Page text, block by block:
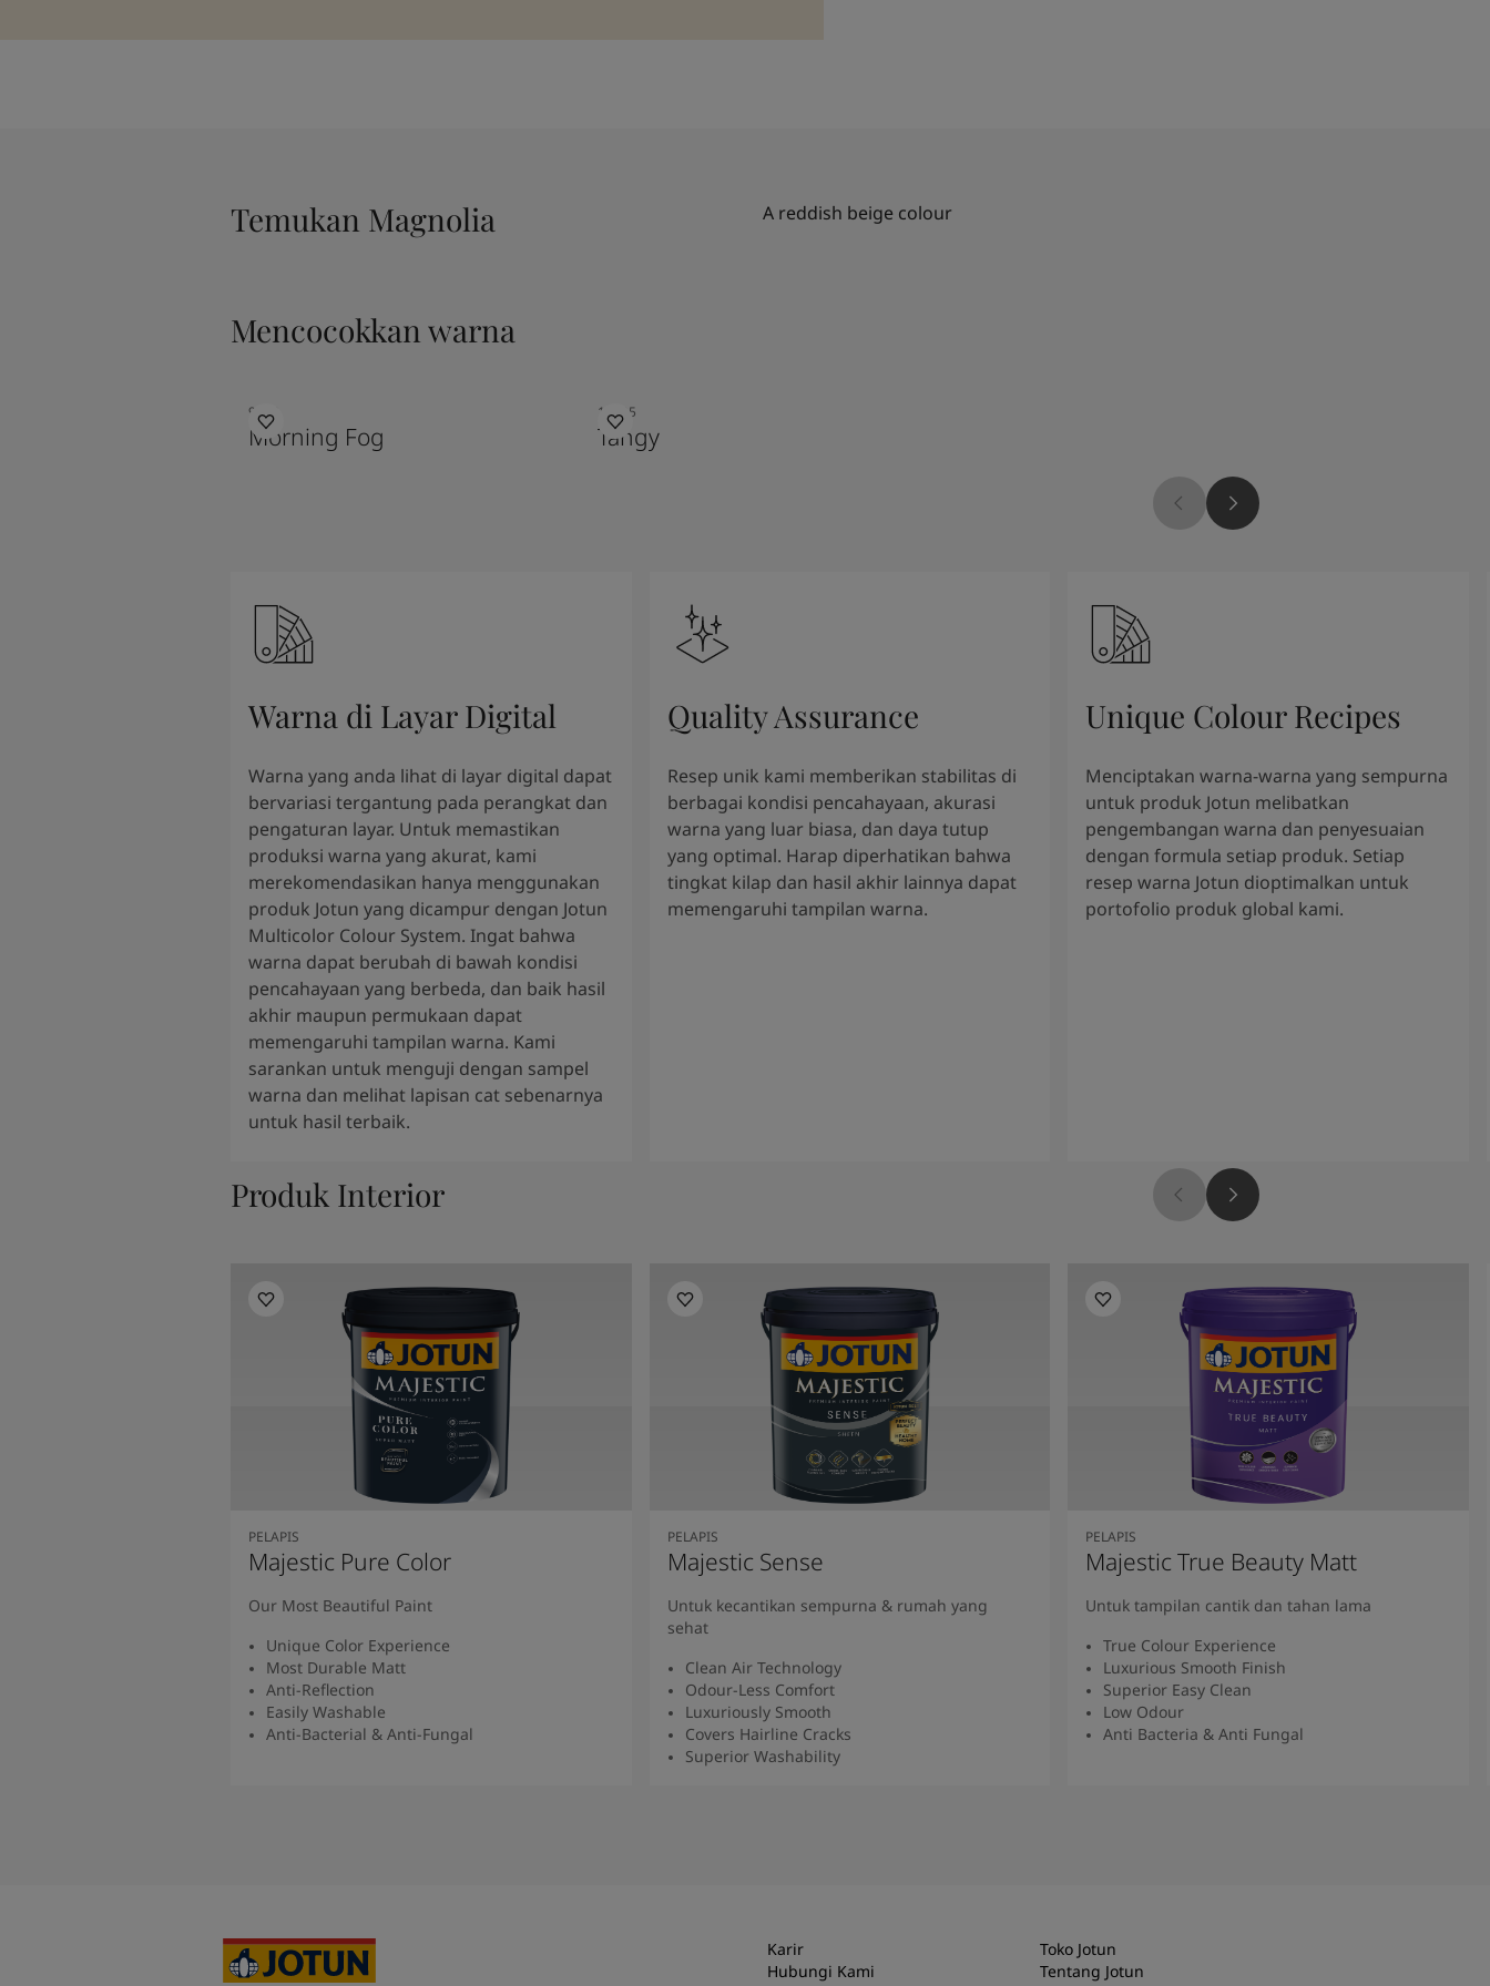
Temukan Magnolia A reddish beige colour
Mencocokkan warna
9918
Morning Fog
10005
Tangy
Warna di Layar Digital
Warna yang anda lihat di layar digital dapat
bervariasi tergantung pada perangkat dan
pengaturan layar. Untuk memastikan
produksi warna yang akurat, kami
merekomendasikan hanya menggunakan
produk Jotun yang dicampur dengan Jotun
Multicolor Colour System. Ingat bahwa
warna dapat berubah di bawah kondisi
pencahayaan yang berbeda, dan baik hasil
akhir maupun permukaan dapat
memengaruhi tampilan warna. Kami
sarankan untuk menguji dengan sampel
warna dan melihat lapisan cat sebenarnya
untuk hasil terbaik.
Quality Assurance
Resep unik kami memberikan stabilitas di
berbagai kondisi pencahayaan, akurasi
warna yang luar biasa, dan daya tutup
yang optimal. Harap diperhatikan bahwa
tingkat kilap dan hasil akhir lainnya dapat
memengaruhi tampilan warna.
Unique Colour Recipes
Menciptakan warna-warna yang sempurna
untuk produk Jotun melibatkan
pengembangan warna dan penyesuaian
dengan formula setiap produk. Setiap
resep warna Jotun dioptimalkan untuk
portofolio produk global kami.
Produk Interior
PELAPIS
Majestic Pure Color
Our Most Beautiful Paint
Unique Color Experience
Most Durable Matt
Anti-Reflection
Easily Washable
Anti-Bacterial & Anti-Fungal
PELAPIS
Majestic Sense
Untuk kecantikan sempurna & rumah yang
sehat
Clean Air Technology
Odour-Less Comfort
Luxuriously Smooth
Covers Hairline Cracks
Superior Washability
PELAPIS
Majestic True Beauty Matt
Untuk tampilan cantik dan tahan lama
True Colour Experience
Luxurious Smooth Finish
Superior Easy Clean
Low Odour
Anti Bacteria & Anti Fungal
Karir
Hubungi Kami
Toko Jotun
Tentang Jotun